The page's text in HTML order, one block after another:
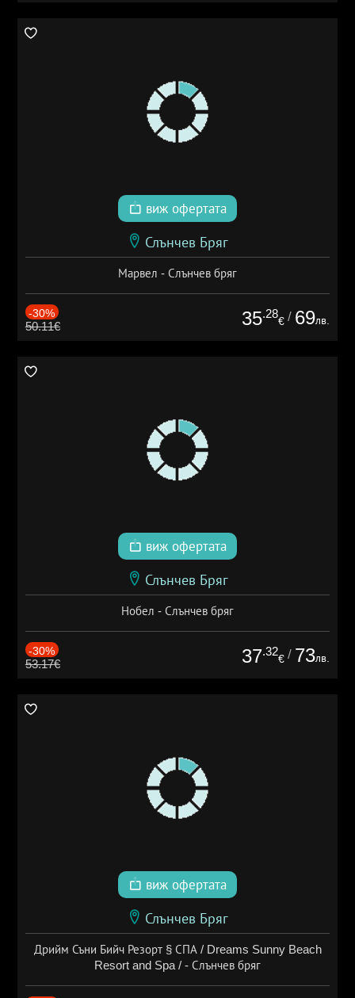
виж офертата
Слънчев Бряг
Марвел - Слънчев бряг
-30%
50.11€ 35.28
€ / 69лв.
виж офертата
Слънчев Бряг
Нобел - Слънчев бряг
-30%
53.17€ 37.32
€ / 73лв.
виж офертата
Слънчев Бряг
Дрийм Съни Бийч Резорт § СПА / Dreams Sunny Beach
Resort and Spa / - Слънчев бряг